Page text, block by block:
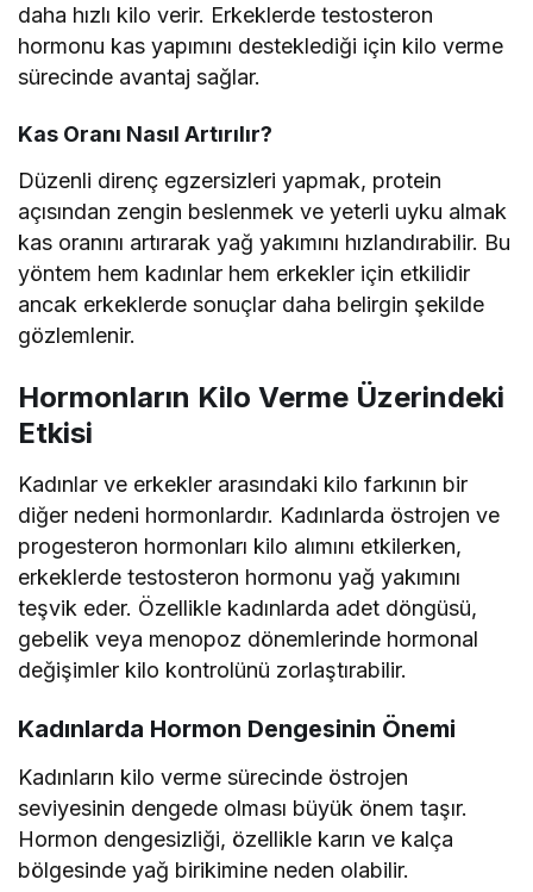
daha hızlı kilo verir. Erkeklerde testosteron
hormonu kas yapımını desteklediği için kilo verme
sürecinde avantaj sağlar.
Kas Oranı Nasıl Artırılır?
Düzenli direnç egzersizleri yapmak, protein
açısından zengin beslenmek ve yeterli uyku almak
kas oranını artırarak yağ yakımını hızlandırabilir. Bu
yöntem hem kadınlar hem erkekler için etkilidir
ancak erkeklerde sonuçlar daha belirgin şekilde
gözlemlenir.
Hormonların Kilo Verme Üzerindeki
Etkisi
Kadınlar ve erkekler arasındaki kilo farkının bir
diğer nedeni hormonlardır. Kadınlarda östrojen ve
progesteron hormonları kilo alımını etkilerken,
erkeklerde testosteron hormonu yağ yakımını
teşvik eder. Özellikle kadınlarda adet döngüsü,
gebelik veya menopoz dönemlerinde hormonal
değişimler kilo kontrolünü zorlaştırabilir.
Kadınlarda Hormon Dengesinin Önemi
Kadınların kilo verme sürecinde östrojen
seviyesinin dengede olması büyük önem taşır.
Hormon dengesizliği, özellikle karın ve kalça
bölgesinde yağ birikimine neden olabilir.